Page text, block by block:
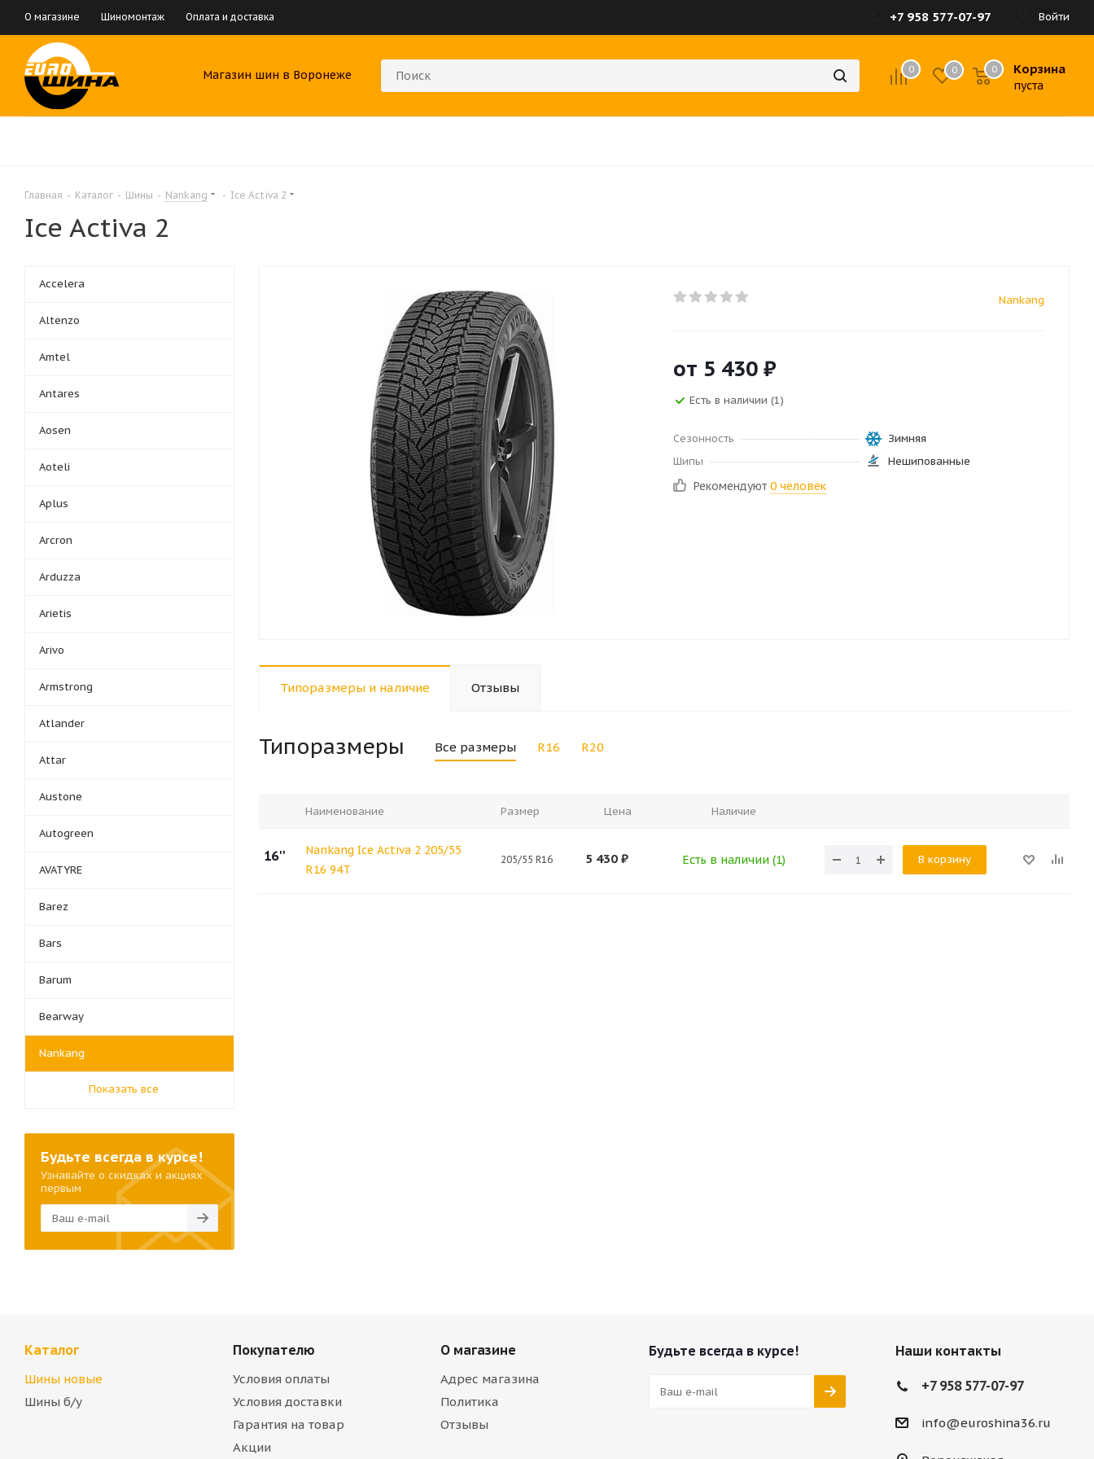
О магазине Шиномонтаж Оплата и доставка Войти
+7 958 577-07-97
Магазин шин в Воронеже 0 0 Корзина
пуста
0
Главная - Каталог - Шины - Nankang - Ice Activa 2
Ice Activa 2
Nankang
от 5 430 ₽
Есть в наличии (1)
Сезонность
Зимняя
Шипы
Нешипованные
Рекомендуют 0 человек
Типоразмеры и наличие Отзывы
Типоразмеры Все размеры R16 R20
Наименование Размер Цена Наличие
16''
Nankang Ice Activa 2 205/55
R16 94T
205/55 R16 5 430 ₽ Есть в наличии (1) В корзину
Accelera
Altenzo
Amtel
Antares
Aosen
Aoteli
Aplus
Arcron
Arduzza
Arietis
Arivo
Armstrong
Atlander
Attar
Austone
Autogreen
AVATYRE
Barez
Bars
Barum
Bearway
Nankang
Показать все
Будьте всегда в курсе!
Узнавайте о скидках и акциях
первым
Каталог
Шины новые
Шины б/у
Покупателю
Условия оплаты
Условия доставки
Гарантия на товар
Акции
О магазине
Адрес магазина
Политика
Отзывы
Будьте всегда в курсе! Наши контакты
+7 958 577-07-97
info@euroshina36.ru